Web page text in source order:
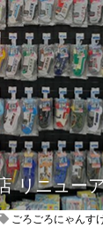
リニュー
ごろごろにゃんす